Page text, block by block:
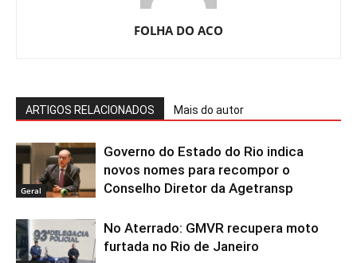
FOLHA DO ACO
ARTIGOS RELACIONADOS Mais do autor
Geral
Governo do Estado do Rio indica
novos nomes para recompor o
Conselho Diretor da Agetransp
No Aterrado: GMVR recupera moto
furtada no Rio de Janeiro